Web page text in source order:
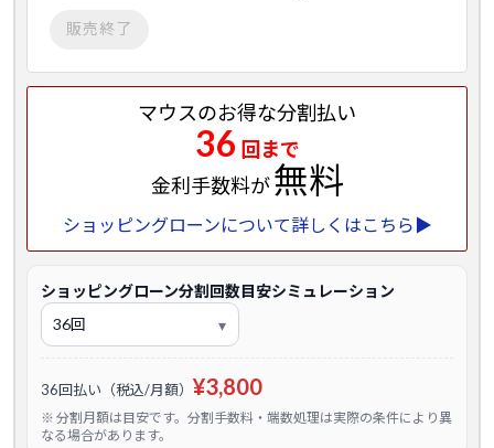
販売終了
マウスのお得な分割払い
36 回まで
金利手数料が無料
ショッピングローンについて詳しくはこちら▶
ショッピングローン分割回数目安シミュレーション
36回払い（税込/月額） ¥3,800
※ 分割月額は目安です。分割手数料・端数処理は実際の条件により異
なる場合があります。